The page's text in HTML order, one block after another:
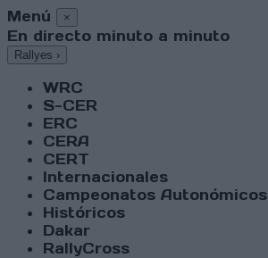
Menú ×
En directo minuto a minuto
Rallyes ›
WRC
S-CER
ERC
CERA
CERT
Internacionales
Campeonatos Autonómicos
Históricos
Dakar
RallyCross